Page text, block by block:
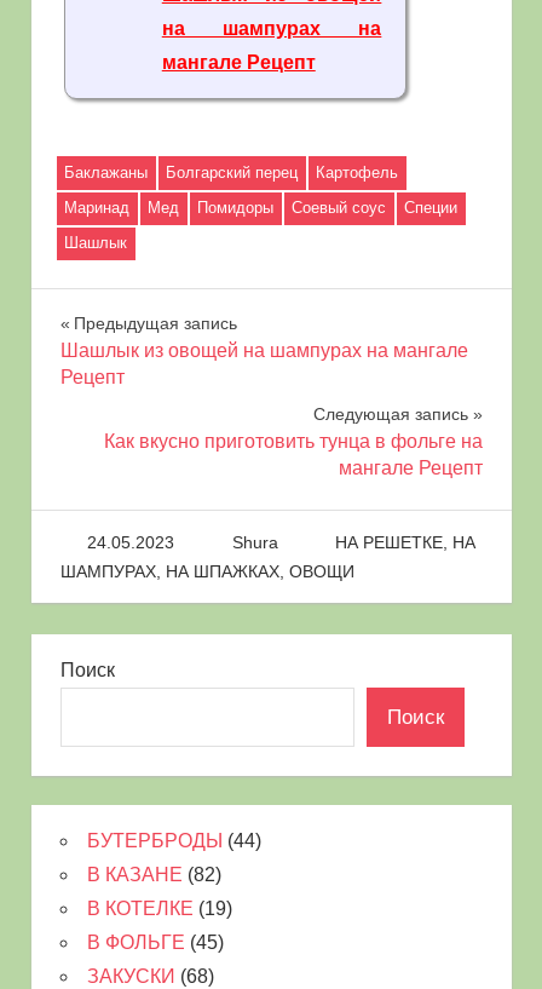
на шампурах на
мангале Рецепт
Баклажаны Болгарский перец
Картофель
Маринад
Мед Помидоры Соевый соус
Специи
Шашлык
Навигация
по
записям
Предыдущая запись
Шашлык из овощей на шампурах на мангале
Рецепт
Следующая запись
Как вкусно приготовить тунца в фольге на
мангале Рецепт
24.05.2023 Shura НА РЕШЕТКЕ, НА
ШАМПУРАХ, НА ШПАЖКАХ, ОВОЩИ
Поиск
Поиск
БУТЕРБРОДЫ (44)
В КАЗАНЕ (82)
В КОТЕЛКЕ (19)
В ФОЛЬГЕ (45)
ЗАКУСКИ (68)